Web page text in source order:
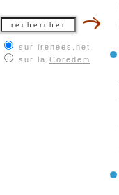
sur irenees.net
sur la Coredem